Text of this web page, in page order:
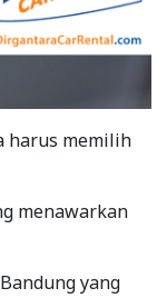
harus memilih
menawarkan
yang